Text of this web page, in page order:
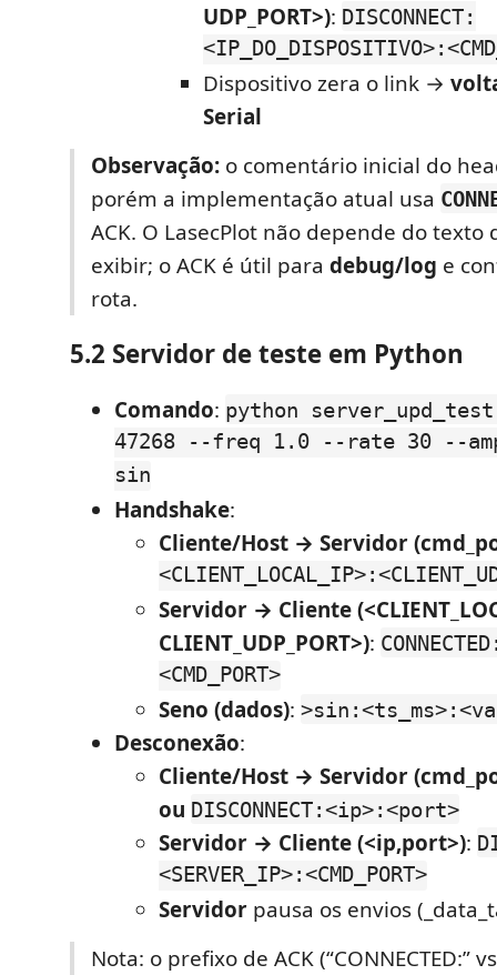
UDP_PORT>): DISCONNECT:
Dispositivo zera o link →
Serial
Observação: o comentário inicial do
porém a implementação atual usa
ACK. O LasecPlot não depende do texto
exibir; o ACK é útil para debug/log e
rota.
5.2 Servidor de teste em Python
Comando: python
47268 --freq 1.0 --rate 30 --
sin
Handshake:
Cliente/Host → Servidor
Servidor → Cliente
CLIENT_UDP_PORT>):
<CMD_PORT>
Seno (dados):
Desconexão:
Cliente/Host → Servidor
ou DISCONNECT:<ip>:<port>
Servidor → Cliente (<ip,port>):
<SERVER_IP>:<CMD_PORT>
Servidor pausa os envios
Nota: o prefixo de ACK (“CONNECTED:”